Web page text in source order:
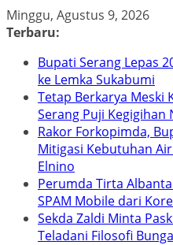
Skip
to
Minggu, Agustus 9, 2026
Terbaru:
Bupati Serang Lepas
ke Lemka Sukabumi
Tetap Berkarya Meski
Serang Puji Kegigihan
Rakor Forkopimda,
Mitigasi Kebutuhan
Elnino
Perumda Tirta
SPAM Mobile dari
Sekda Zaldi Minta
Teladani Filosofi